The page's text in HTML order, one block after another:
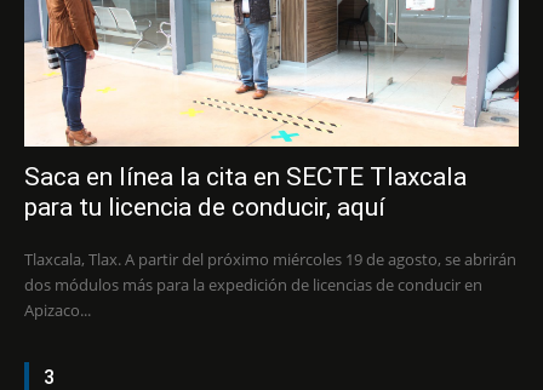
Saca en línea la cita en SECTE Tlaxcala
para tu licencia de conducir, aquí
Tlaxcala, Tlax. A partir del próximo miércoles 19 de agosto, se abrirán
dos módulos más para la expedición de licencias de conducir en
Apizaco...
3